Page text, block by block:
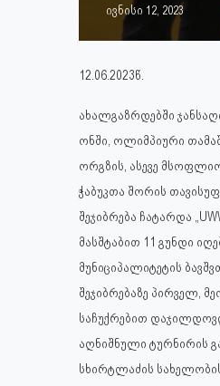
ივნისი 12, 2023
12.06.2023წ.
ახალგაზრდებში
ონში, ოლიმპიური
ორგზის, ასევე
ჭაბუკთა შორის
შეჯიბრება ჩატარდა
მასშტაბით 11 გუნდი
მუნიციპალიტეტის
შეჯიბრებაზე პირველ,
საჩუქრებით
აღნიშნული ტურნირის
სხირტლაძის